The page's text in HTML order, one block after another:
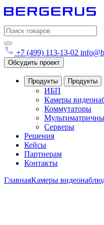
Search
for:
+7 (499) 113-13-02
Обсудить проект
Продукты Продукты
ИБП
Камеры
Коммутаторы
Серверы
Решения
Кейсы
Партнерам
Контакты
ГлавнаяКамеры